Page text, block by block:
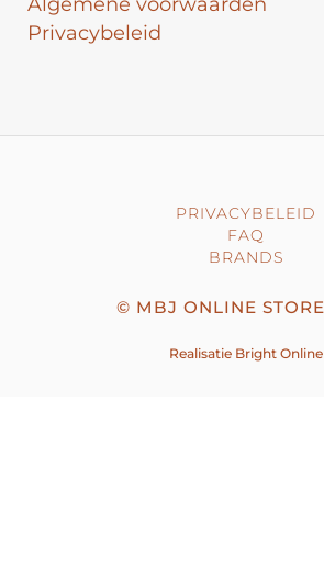
Privacybeleid
PRIVACYBELEID
FAQ
BRANDS
© MBJ ONLINE STORE
Realisatie Bright Online